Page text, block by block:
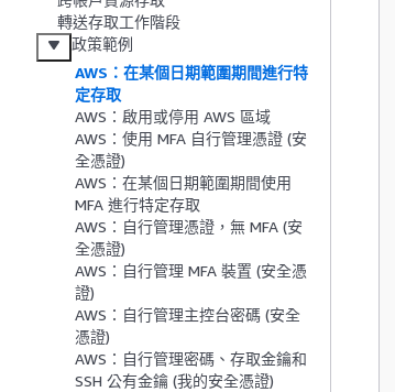
轉送存取工作階段
政策範例
AWS：在某個日期範圍期間進行特
定存取
AWS：啟用或停用 AWS 區域
AWS：使用 MFA 自行管理憑證 (安
全憑證)
AWS：在某個日期範圍期間使用
MFA 進行特定存取
AWS：自行管理憑證，無 MFA (安
全憑證)
AWS：自行管理 MFA 裝置 (安全憑
證)
AWS：自行管理主控台密碼 (安全
憑證)
AWS：自行管理密碼、存取金鑰和
SSH 公有金鑰 (我的安全憑證)